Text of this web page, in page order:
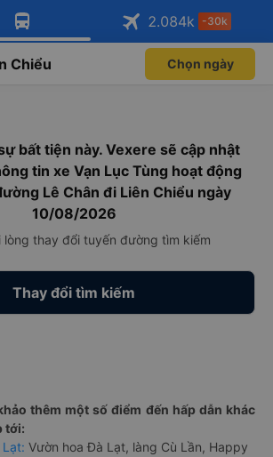
Tải app Vexere ngay!
ưu đãi thành viên độc
Mở app
Tải app Vexere
ghế khi đặt vé máy bay qua
Mở app
2.084k -30k
Chiểu Chọn ngày
bất tiện này. Vexere sẽ cập nhật
tin xe Vạn Lục Tùng hoạt động
Lê Chân đi Liên Chiểu ngày
10/08/2026
lòng thay đổi tuyến đường tìm kiếm
Thay đổi tìm kiếm
thêm một số điểm đến hấp dẫn khác
tới:
Vườn hoa Đà Lạt, làng Cù Lần, Happy